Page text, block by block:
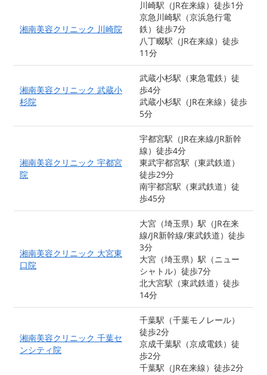
湘南美容クリニック 川崎院
川崎駅（JR在来線）徒歩1分
京急川崎駅（京浜急行電
鉄）徒歩7分
八丁畷駅（JR在来線）徒歩
11分
湘南美容クリニック 武蔵小
杉院
武蔵小杉駅（東急電鉄）徒
歩4分
武蔵小杉駅（JR在来線）徒歩
5分
湘南美容クリニック 宇都宮
院
宇都宮駅（JR在来線/JR新幹
線）徒歩4分
東武宇都宮駅（東武鉄道）
徒歩29分
南宇都宮駅（東武鉄道）徒
歩45分
湘南美容クリニック 大宮東
口院
大宮（埼玉県）駅（JR在来
線/JR新幹線/東武鉄道）徒歩
3分
大宮（埼玉県）駅（ニュー
シャトル）徒歩7分
北大宮駅（東武鉄道）徒歩
14分
湘南美容クリニック 千葉セ
ンシティ院
千葉駅（千葉モノレール）
徒歩2分
京成千葉駅（京成電鉄）徒
歩2分
千葉駅（JR在来線）徒歩2分